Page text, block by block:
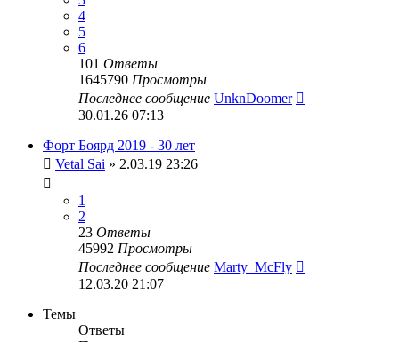
4
5
6
101 Ответы
1645790 Просмотры
Последнее сообщение UnknDoomer
30.01.26 07:13
Форт Боярд 2019 - 30 лет
Vetal Sai » 2.03.19 23:26
1
2
23 Ответы
45992 Просмотры
Последнее сообщение Marty_McFly
12.03.20 21:07
Темы
Ответы